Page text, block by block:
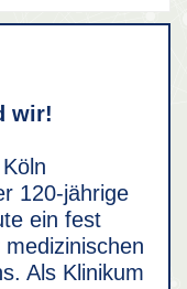
wir!
120-jährige
ein fest
Als Klinikum